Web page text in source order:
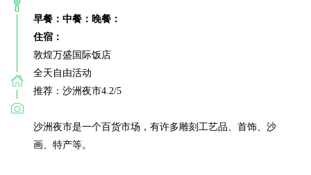
早餐：中餐：晚餐：
住宿：
敦煌万盛国际饭店
全天自由活动
推荐：沙洲夜市4.2/5
沙洲夜市是一个百货市场，有许多雕刻工艺品、首饰、沙
画、特产等。